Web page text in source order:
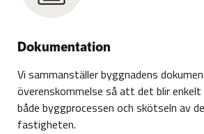
Dokumentation
Vi sammanställer byggnadens
överenskommelse så att det blir
både byggprocessen och skötseln av
fastigheten.